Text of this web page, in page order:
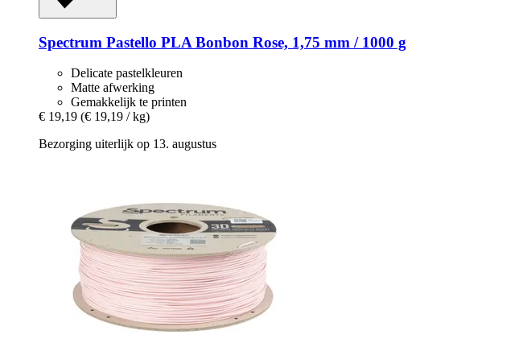
Spectrum Pastello PLA Bonbon Rose, 1,75 mm / 1000 g
Delicate pastelkleuren
Matte afwerking
Gemakkelijk te printen
€ 19,19 (€ 19,19 / kg)
Bezorging uiterlijk op 13. augustus